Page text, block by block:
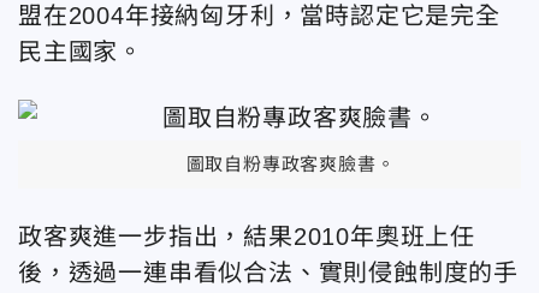
盟在2004年接納匈牙利，當時認定它是完全
民主國家。
圖取自粉專政客爽臉書。
政客爽進一步指出，結果2010年奧班上任
後，透過一連串看似合法、實則侵蝕制度的手